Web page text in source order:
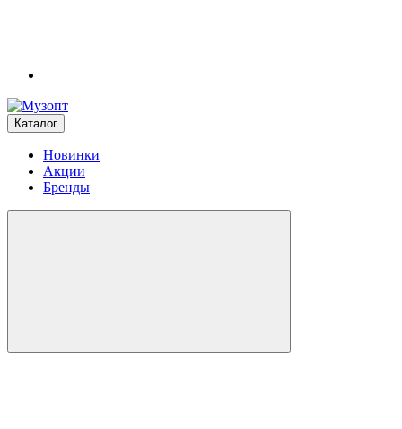
Каталог
Новинки
Акции
Бренды